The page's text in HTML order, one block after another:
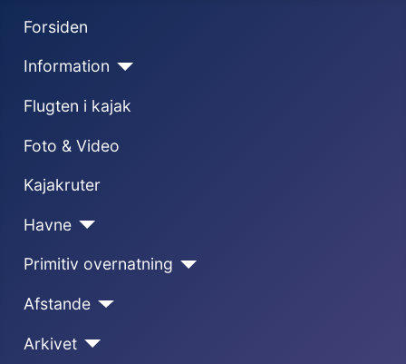
Forsiden
Information
Flugten i kajak
Foto & Video
Kajakruter
Havne
Primitiv overnatning
Afstande
Arkivet